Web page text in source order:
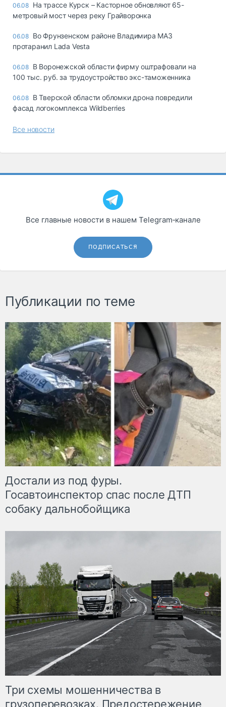
06.08 На трассе Курск – Касторное обновляют 65-
метровый мост через реку Грайворонка
06.08 Во Фрунзенском районе Владимира МАЗ
протаранил Lada Vesta
06.08 В Воронежской области фирму оштрафовали на
100 тыс. руб. за трудоустройство экс-таможенника
06.08 В Тверской области обломки дрона повредили
фасад логокомплекса Wildberries
Все новости
Все главные новости в нашем Telegram‑канале
ПОДПИСАТЬСЯ
Публикации по теме
Достали из под фуры.
Госавтоинспектор спас после ДТП
собаку дальнобойщика
Три схемы мошенничества в
грузоперевозках. Предостережение